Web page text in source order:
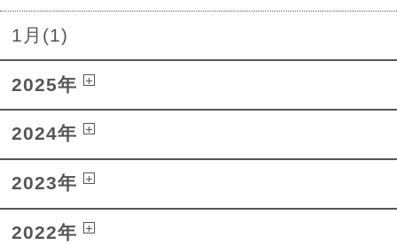
1月(1)
2025年
2024年
2023年
2022年